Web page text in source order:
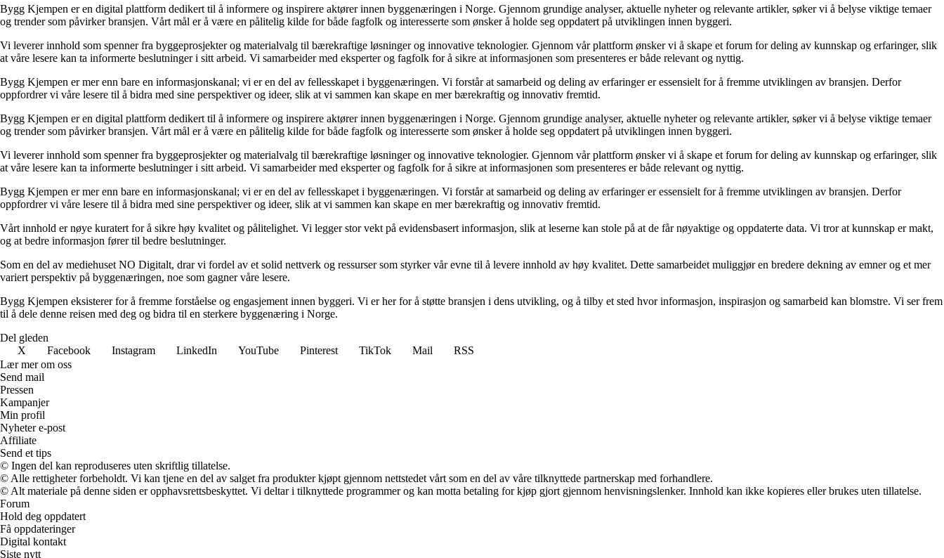
Bygg Kjempen er en digital plattform dedikert til å informere og inspirere aktører innen byggenæringen i Norge. Gjennom grundige analyser, aktuelle nyheter og relevante artikler, søker vi å belyse viktige temaer
og trender som påvirker bransjen. Vårt mål er å være en pålitelig kilde for både fagfolk og interesserte som ønsker å holde seg oppdatert på utviklingen innen byggeri.
Vi leverer innhold som spenner fra byggeprosjekter og materialvalg til bærekraftige løsninger og innovative teknologier. Gjennom vår plattform ønsker vi å skape et forum for deling av kunnskap og erfaringer, slik
at våre lesere kan ta informerte beslutninger i sitt arbeid. Vi samarbeider med eksperter og fagfolk for å sikre at informasjonen som presenteres er både relevant og nyttig.
Bygg Kjempen er mer enn bare en informasjonskanal; vi er en del av fellesskapet i byggenæringen. Vi forstår at samarbeid og deling av erfaringer er essensielt for å fremme utviklingen av bransjen. Derfor
oppfordrer vi våre lesere til å bidra med sine perspektiver og ideer, slik at vi sammen kan skape en mer bærekraftig og innovativ fremtid.
Bygg Kjempen er en digital plattform dedikert til å informere og inspirere aktører innen byggenæringen i Norge. Gjennom grundige analyser, aktuelle nyheter og relevante artikler, søker vi å belyse viktige temaer
og trender som påvirker bransjen. Vårt mål er å være en pålitelig kilde for både fagfolk og interesserte som ønsker å holde seg oppdatert på utviklingen innen byggeri.
Vi leverer innhold som spenner fra byggeprosjekter og materialvalg til bærekraftige løsninger og innovative teknologier. Gjennom vår plattform ønsker vi å skape et forum for deling av kunnskap og erfaringer, slik
at våre lesere kan ta informerte beslutninger i sitt arbeid. Vi samarbeider med eksperter og fagfolk for å sikre at informasjonen som presenteres er både relevant og nyttig.
Bygg Kjempen er mer enn bare en informasjonskanal; vi er en del av fellesskapet i byggenæringen. Vi forstår at samarbeid og deling av erfaringer er essensielt for å fremme utviklingen av bransjen. Derfor
oppfordrer vi våre lesere til å bidra med sine perspektiver og ideer, slik at vi sammen kan skape en mer bærekraftig og innovativ fremtid.
Vårt innhold er nøye kuratert for å sikre høy kvalitet og pålitelighet. Vi legger stor vekt på evidensbasert informasjon, slik at leserne kan stole på at de får nøyaktige og oppdaterte data. Vi tror at kunnskap er makt,
og at bedre informasjon fører til bedre beslutninger.
Som en del av mediehuset NO Digitalt, drar vi fordel av et solid nettverk og ressurser som styrker vår evne til å levere innhold av høy kvalitet. Dette samarbeidet muliggjør en bredere dekning av emner og et mer
variert perspektiv på byggenæringen, noe som gagner våre lesere.
Bygg Kjempen eksisterer for å fremme forståelse og engasjement innen byggeri. Vi er her for å støtte bransjen i dens utvikling, og å tilby et sted hvor informasjon, inspirasjon og samarbeid kan blomstre. Vi ser frem
til å dele denne reisen med deg og bidra til en sterkere byggenæring i Norge.
Del gleden
X
Facebook Instagram LinkedIn YouTube Pinterest TikTok Mail
RSS
Lær mer om oss
Send mail
Pressen
Kampanjer
Min profil
Nyheter e-post
Affiliate
Send et tips
© Ingen del kan reproduseres uten skriftlig tillatelse.
© Alle rettigheter forbeholdt. Vi kan tjene en del av salget fra produkter kjøpt gjennom nettstedet vårt som en del av våre tilknyttede partnerskap med forhandlere.
© Alt materiale på denne siden er opphavsrettsbeskyttet. Vi deltar i tilknyttede programmer og kan motta betaling for kjøp gjort gjennom henvisningslenker. Innhold kan ikke kopieres eller brukes uten tillatelse.
Forum
Hold deg oppdatert
Få oppdateringer
Digital kontakt
Siste nytt